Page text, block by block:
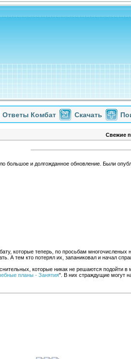
Ответы Комбат Скачать
Свежие
большое и долгожданное обновление. Были
которые теперь, по просьбам
А тем кто потерял их, запаниковал и начал
которые никак не решаются подойти
планы - Занятия". В них страждущие могут